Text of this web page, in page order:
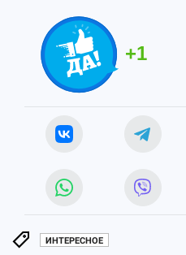
+1
ИНТЕРЕСНОЕ